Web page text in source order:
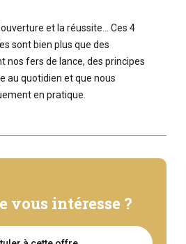
et la réussite… Ces 4
sont bien plus que des
nos fers de lance, des principes
au quotidien et que nous
en pratique.
vous intéresse ?